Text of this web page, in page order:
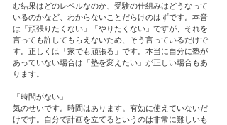
む結果はどのレベルなのか、受験の仕組みはどうなって
いるのかなど、わからないことだらけのはずです。本音
は「頑張りたくない」「やりたくない」ですが、それを
言っても許してもらえないため、そう言っているだけで
す。正しくは「家でも頑張る」です。本当に自分に塾が
あっていない場合は「塾を変えたい」が正しい場合もあ
ります。
「時間がない」
気のせいです。時間はあります。有効に使えていないだ
けです。自分で計画を立てるというのは非常に難しいも